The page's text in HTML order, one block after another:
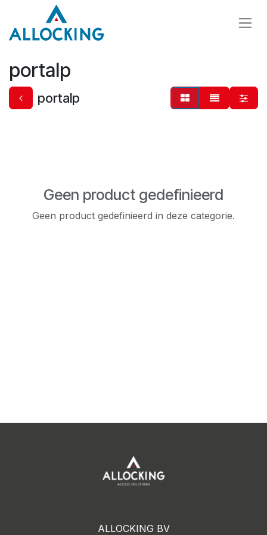
Overslaan naar inhoud
portalp
portalp
Geen product gedefinieerd
Geen product gedefinieerd in deze categorie.
ALLOCKING BV